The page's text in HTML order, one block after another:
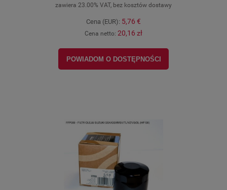
zawiera 23.00% VAT, bez kosztów dostawy
Cena (EUR): 5,76 €
Cena netto: 20,16 zł
POWIADOM O DOSTĘPNOŚCI